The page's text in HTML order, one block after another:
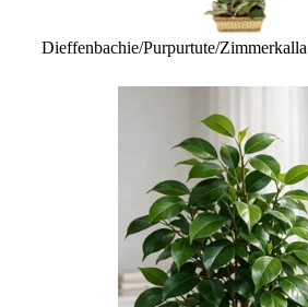
Dieffenbachie/Purpurtute/Zimmerkalla